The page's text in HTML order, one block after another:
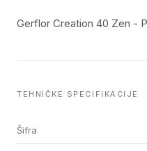
Gerflor Creation 40 Zen -
TEHNIČKE SPECIFIKACIJE
Šifra